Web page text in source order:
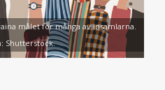
målet för många av insamlarna.
Shutterstock.